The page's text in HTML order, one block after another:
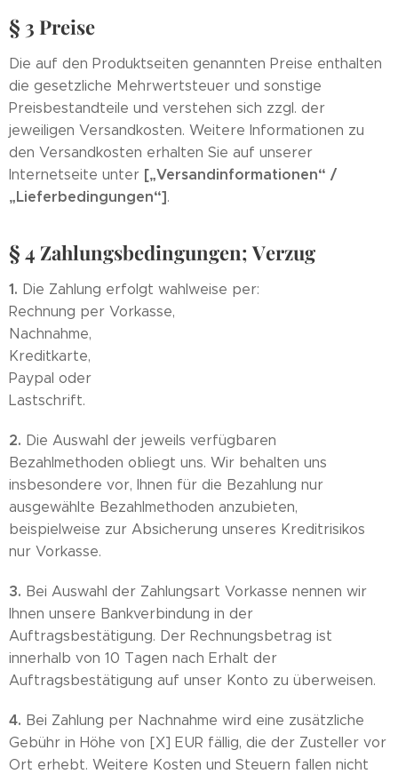
§ 3 Preise
Die auf den Produktseiten genannten Preise enthalten
die gesetzliche Mehrwertsteuer und sonstige
Preisbestandteile und verstehen sich zzgl. der
jeweiligen Versandkosten. Weitere Informationen zu
den Versandkosten erhalten Sie auf unserer
Internetseite unter [„Versandinformationen“ /
„Lieferbedingungen“].
§ 4 Zahlungsbedingungen; Verzug
1. Die Zahlung erfolgt wahlweise per:
Rechnung per Vorkasse,
Nachnahme,
Kreditkarte,
Paypal oder
Lastschrift.
2. Die Auswahl der jeweils verfügbaren
Bezahlmethoden obliegt uns. Wir behalten uns
insbesondere vor, Ihnen für die Bezahlung nur
ausgewählte Bezahlmethoden anzubieten,
beispielweise zur Absicherung unseres Kreditrisikos
nur Vorkasse.
3. Bei Auswahl der Zahlungsart Vorkasse nennen wir
Ihnen unsere Bankverbindung in der
Auftragsbestätigung. Der Rechnungsbetrag ist
innerhalb von 10 Tagen nach Erhalt der
Auftragsbestätigung auf unser Konto zu überweisen.
4. Bei Zahlung per Nachnahme wird eine zusätzliche
Gebühr in Höhe von [X] EUR fällig, die der Zusteller vor
Ort erhebt. Weitere Kosten und Steuern fallen nicht